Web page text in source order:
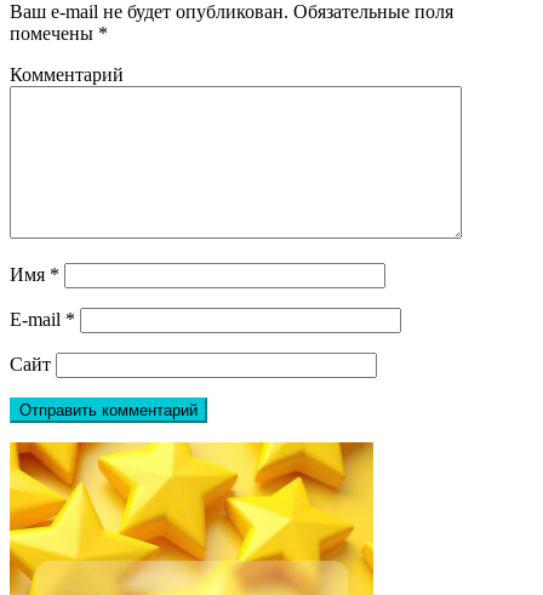
Ваш e-mail не будет опубликован. Обязательные поля
помечены *
Комментарий
Имя *
E-mail *
Сайт